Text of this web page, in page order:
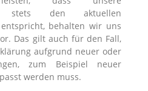
stets den aktuellen
behalten wir uns
Das gilt auch für den Fall,
aufgrund neuer oder
zum Beispiel neuer
werden muss.